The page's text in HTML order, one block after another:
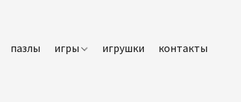
пазлы игры игрушки контакты